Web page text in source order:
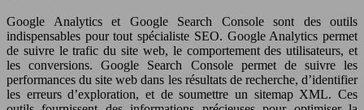
Google Analytics et Google Search Console sont des outils
indispensables pour tout spécialiste SEO. Google Analytics permet
de suivre le trafic du site web, le comportement des utilisateurs, et
les conversions. Google Search Console permet de suivre les
performances du site web dans les résultats de recherche, d’identifier
les erreurs d’exploration, et de soumettre un sitemap XML. Ces